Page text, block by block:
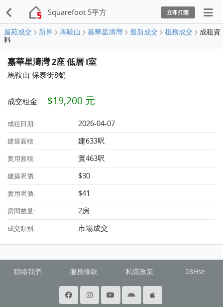
Squarefoot 5平方 立即打開
屋苑成交 新界 馬鞍山 嘉華星濤灣 最新成交 租務成交
成租資
料
嘉華星濤灣 2座 低層 I室
馬鞍山 保泰街8號
成交租金: $19,200 元
成租日期: 2026-04-07
建築面積: 建633呎
實用面積: 實463呎
建築呎價: $30
實用呎價: $41
房間數量: 2房
成交類別: 市場成交
聯絡我們 服務條款 私隱政策 28Hse